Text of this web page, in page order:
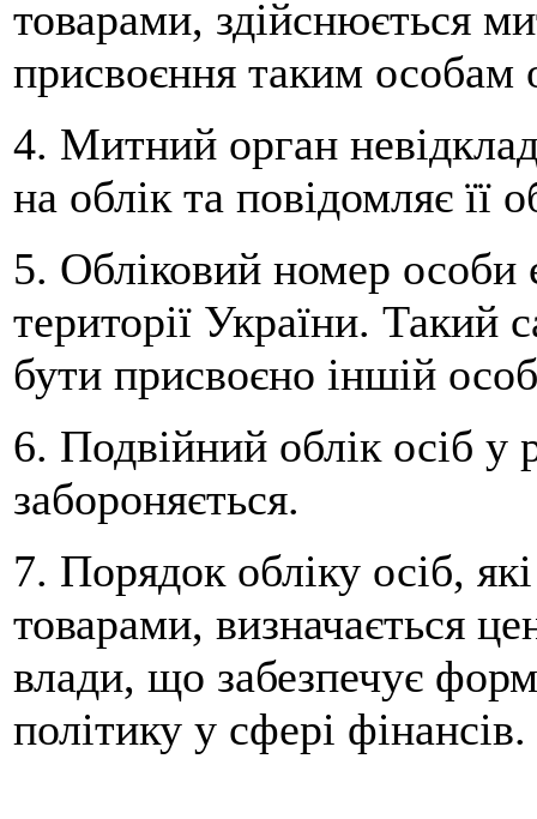
товарами, здійснюється
присвоєння таким особам
4. Митний орган
на облік та повідомляє її
5. Обліковий номер особи
території України.
бути присвоєно іншій
6. Подвійний облік осіб у
забороняється.
7. Порядок обліку осіб,
товарами, визначається
влади, що забезпечує
політику у сфері фінансів.